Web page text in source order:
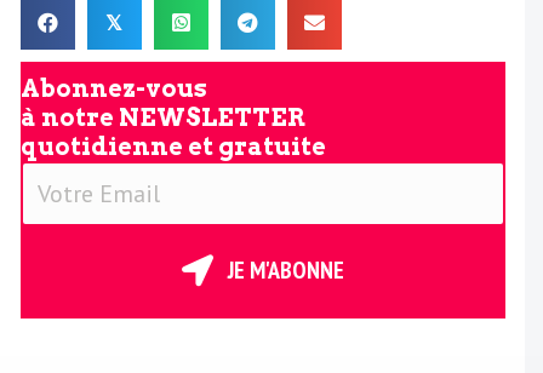
𝕏
Abonnez-vous
à notre NEWSLETTER
quotidienne et gratuite
V
E
JE M'ABONNE